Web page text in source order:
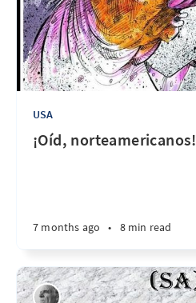
USA
¡Oíd, norteamericanos!
7 months ago • 8 min read